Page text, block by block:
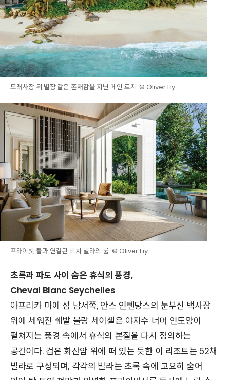
모래사장 위 별장 같은 존재감을 지닌 메인 로지. © Oliver Fiy
프라이빗 풀과 연결된 비치 빌라의 룸. © Oliver Fiy
초록과 파도 사이 숨은 휴식의 풍경,
Cheval Blanc Seychelles
아프리카 마에 섬 남서쪽, 안스 인텐당스의 눈부신 백사장
위에 세워진 쉐발 블랑 세이셸은 야자수 너머 인도양이
펼쳐지는 풍경 속에서 휴식의 본질을 다시 정의하는
공간이다. 검은 화산암 위에 떠 있는 듯한 이 리조트는 52채
빌라로 구성되며, 각각의 빌라는 초록 속에 고요히 숨어